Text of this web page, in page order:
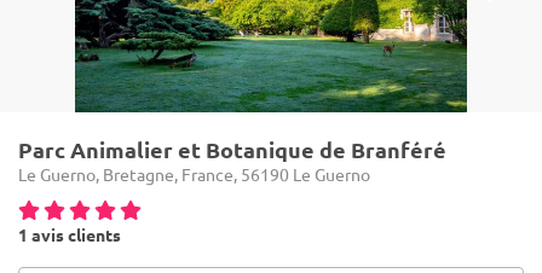
Parc Animalier et Botanique de Branféré
Le Guerno, Bretagne, France, 56190 Le Guerno
1 avis clients